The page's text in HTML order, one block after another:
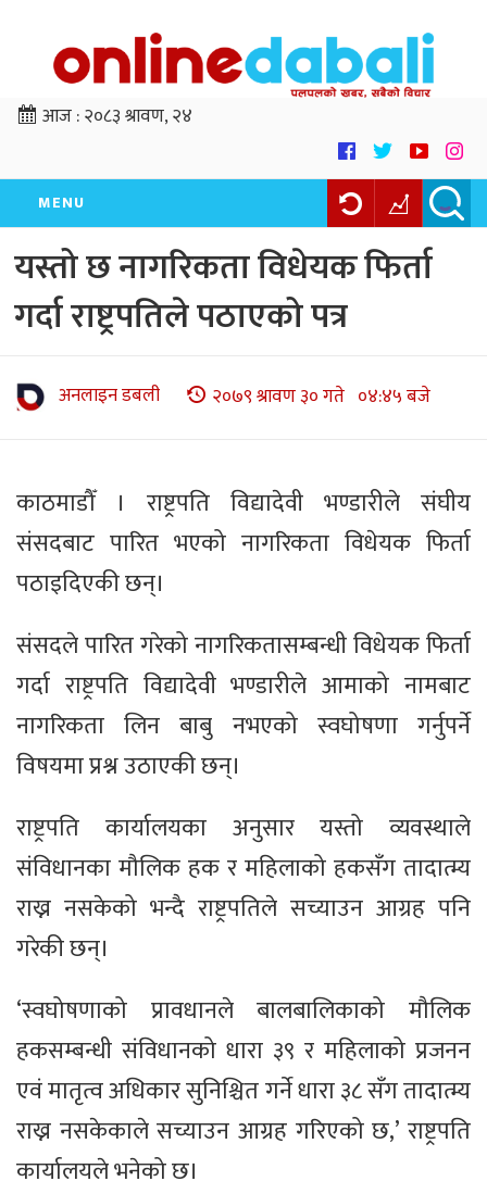
आज :२०८३ श्रावण, २४
MENU
यस्तो छ नागरिकता विधेयक फिर्ता
गर्दा राष्ट्रपतिले पठाएको पत्र
अनलाइन डबली २०७९ श्रावण ३० गते ०४:४५ बजे
काठमाडौँ । राष्ट्रपति विद्यादेवी भण्डारीले संघीय
संसदबाट पारित भएको नागरिकता विधेयक फिर्ता
पठाइदिएकी छन्।
संसदले पारित गरेको नागरिकतासम्बन्धी विधेयक फिर्ता
गर्दा राष्ट्रपति विद्यादेवी भण्डारीले आमाको नामबाट
नागरिकता लिन बाबु नभएको स्वघोषणा गर्नुपर्ने
विषयमा प्रश्न उठाएकी छन्।
राष्ट्रपति कार्यालयका अनुसार यस्तो व्यवस्थाले
संविधानका मौलिक हक र महिलाको हकसँग तादात्म्य
राख्न नसकेको भन्दै राष्ट्रपतिले सच्याउन आग्रह पनि
गरेकी छन्।
‘स्वघोषणाको प्रावधानले बालबालिकाको मौलिक
हकसम्बन्धी संविधानको धारा ३९ र महिलाको प्रजनन
एवं मातृत्व अधिकार सुनिश्चित गर्ने धारा ३८ सँग तादात्म्य
राख्न नसकेकाले सच्याउन आग्रह गरिएको छ,’ राष्ट्रपति
कार्यालयले भनेको छ।